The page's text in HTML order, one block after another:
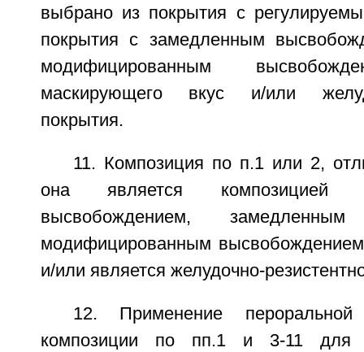
выбрано из покрытия с
покрытия с замедленным
модифицированным
маскирующего вкус и/или
покрытия.
11. Композиция по п.1 или 2,
она является композицией
высвобождением, замедленным
модифицированным
и/или является желудочно-
12. Применение пероральной
композиции по пп.1 и 3-11 для